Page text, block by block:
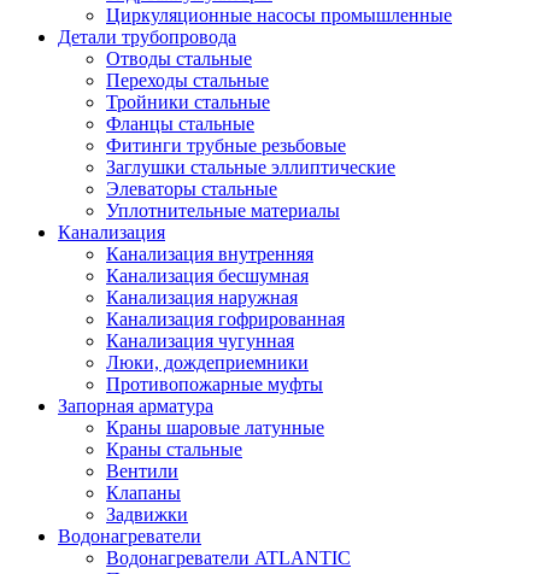
Циркуляционные насосы промышленные
Детали трубопровода
Отводы стальные
Переходы стальные
Тройники стальные
Фланцы стальные
Фитинги трубные резьбовые
Заглушки стальные эллиптические
Элеваторы стальные
Уплотнительные материалы
Канализация
Канализация внутренняя
Канализация бесшумная
Канализация наружная
Канализация гофрированная
Канализация чугунная
Люки, дождеприемники
Противопожарные муфты
Запорная арматура
Краны шаровые латунные
Краны стальные
Вентили
Клапаны
Задвижки
Водонагреватели
Водонагреватели ATLANTIC